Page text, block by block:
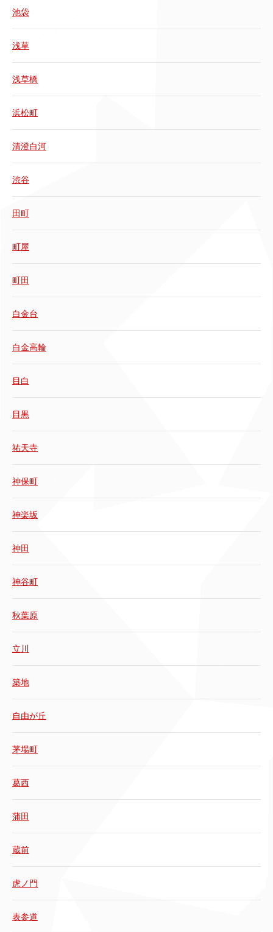
池袋
浅草
浅草橋
浜松町
清澄白河
渋谷
田町
町屋
町田
白金台
白金高輪
目白
目黒
祐天寺
神保町
神楽坂
神田
神谷町
秋葉原
立川
築地
自由が丘
茅場町
葛西
蒲田
蔵前
虎ノ門
表参道